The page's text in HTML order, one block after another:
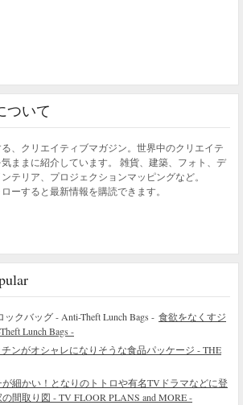
ついて
、クリエイティブマガジン。世界中のクリエイテ
ままに紹介しています。 雑貨、建築、フォト、デ
テリア、プロジェクションマッピングなど。
ーすると最新情報を購読できます。
食欲をなくすジ
Lunch Bags -
ンがオシャレになりそうな食品パッケージ - THE
が細かい！となりのトトロや有名TVドラマなどに登
間取り図 - TV FLOOR PLANS and MORE -